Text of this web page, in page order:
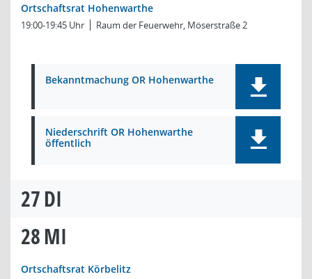
Ortschaftsrat Hohenwarthe
19:00-19:45 Uhr Raum der Feuerwehr, Möserstraße 2
Bekanntmachung OR Hohenwarthe
Niederschrift OR Hohenwarthe
öffentlich
27DI
28MI
Ortschaftsrat Körbelitz